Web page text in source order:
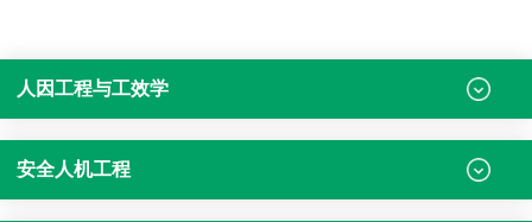
人因工程与工效学
安全人机工程